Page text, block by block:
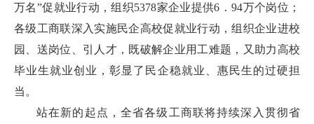
万名”促就业行动，组织5378家企业提供6．94万个岗位；
各级工商联深入实施民企高校促就业行动，组织企业进校
园、送岗位、引人才，既破解企业用工难题，又助力高校
毕业生就业创业，彰显了民企稳就业、惠民生的过硬担
当。
站在新的起点，全省各级工商联将持续深入贯彻省